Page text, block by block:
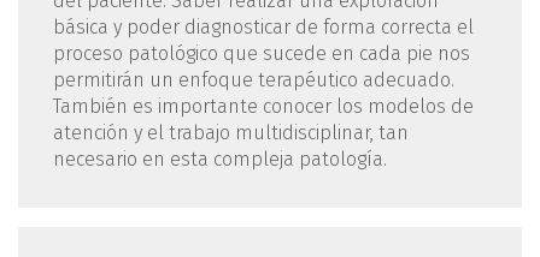
básica y poder diagnosticar de forma correcta el
proceso patológico que sucede en cada pie nos
permitirán un enfoque terapéutico adecuado.
También es importante conocer los modelos de
atención y el trabajo multidisciplinar, tan
necesario en esta compleja patología.